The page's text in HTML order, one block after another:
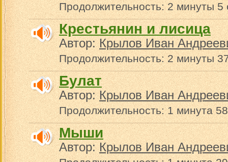
Продолжительность: 2 минуты 5
Крестьянин и лисица
Автор:Крылов Иван
Продолжительность: 2 минуты
Булат
Автор:Крылов Иван
Продолжительность: 1 минута
Мыши
Автор:Крылов Иван